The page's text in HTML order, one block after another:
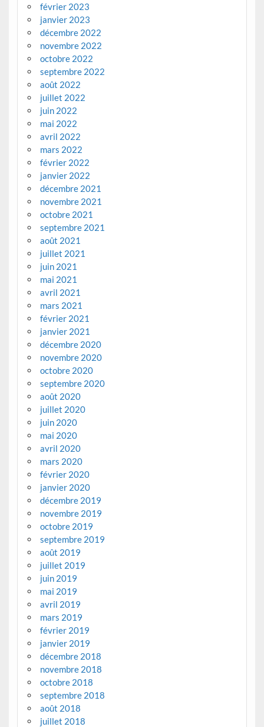
février 2023
janvier 2023
décembre 2022
novembre 2022
octobre 2022
septembre 2022
août 2022
juillet 2022
juin 2022
mai 2022
avril 2022
mars 2022
février 2022
janvier 2022
décembre 2021
novembre 2021
octobre 2021
septembre 2021
août 2021
juillet 2021
juin 2021
mai 2021
avril 2021
mars 2021
février 2021
janvier 2021
décembre 2020
novembre 2020
octobre 2020
septembre 2020
août 2020
juillet 2020
juin 2020
mai 2020
avril 2020
mars 2020
février 2020
janvier 2020
décembre 2019
novembre 2019
octobre 2019
septembre 2019
août 2019
juillet 2019
juin 2019
mai 2019
avril 2019
mars 2019
février 2019
janvier 2019
décembre 2018
novembre 2018
octobre 2018
septembre 2018
août 2018
juillet 2018